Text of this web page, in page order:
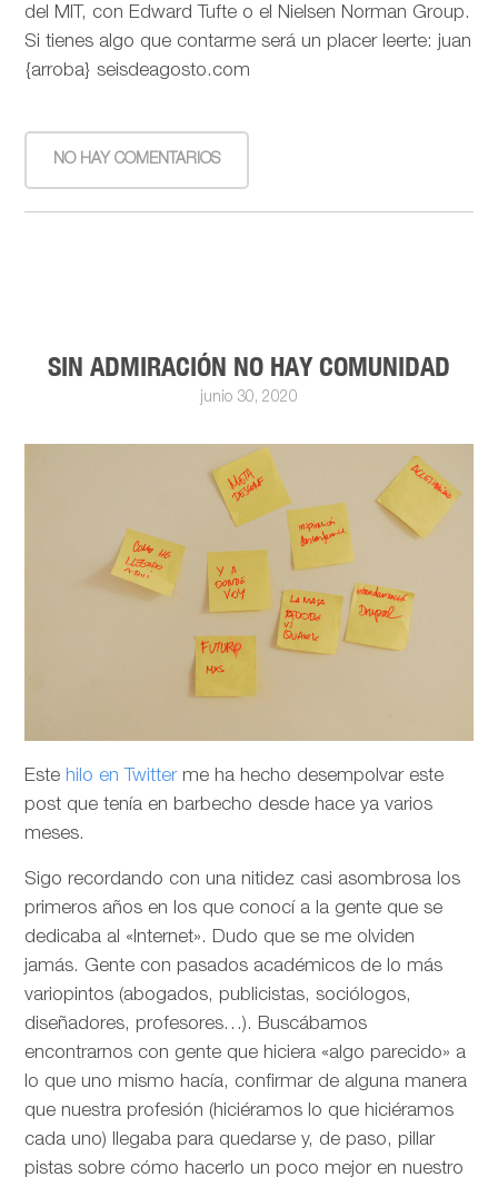
del MIT, con Edward Tufte o el Nielsen Norman Group.
Si tienes algo que contarme será un placer leerte: juan
{arroba} seisdeagosto.com
NO HAY COMENTARIOS
SIN ADMIRACIÓN NO HAY COMUNIDAD
junio 30, 2020
Este hilo en Twitterme ha hecho desempolvar este
post que tenía en barbecho desde hace ya varios
meses.
Sigo recordando con una nitidez casi asombrosa los
primeros años en los que conocí a la gente que se
dedicaba al «Internet». Dudo que se me olviden
jamás. Gente con pasados académicos de lo más
variopintos (abogados, publicistas, sociólogos,
diseñadores, profesores…). Buscábamos
encontrarnos con gente que hiciera «algo parecido» a
lo que uno mismo hacía, confirmar de alguna manera
que nuestra profesión (hiciéramos lo que hiciéramos
cada uno) llegaba para quedarse y, de paso, pillar
pistas sobre cómo hacerlo un poco mejor en nuestro